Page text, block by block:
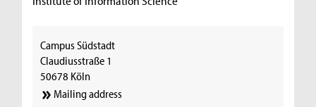
Campus Südstadt
Claudiusstraße 1
50678 Köln
Mailing address